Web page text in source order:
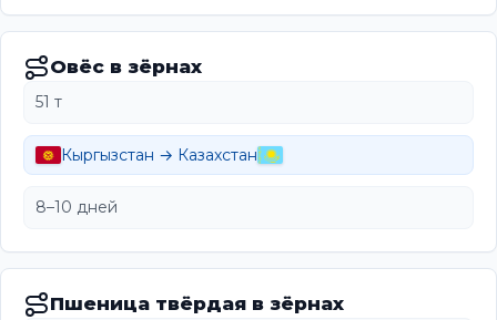
Овёс в зёрнах
51 т
Кыргызстан → Казахстан
8–10 дней
Пшеница твёрдая в зёрнах